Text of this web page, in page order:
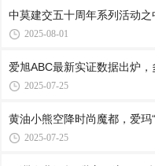
中莫建交五十周年系列活动
2025-08-01
爱旭ABC最新实证数据出炉
2025-07-25
黄油小熊空降时尚魔都，爱玛
2025-07-25